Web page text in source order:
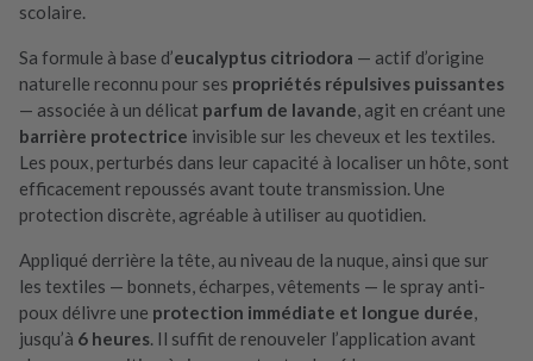
scolaire.
Sa formule à base d’eucalyptus citriodora — actif d’origine
naturelle reconnu pour ses propriétés répulsives puissantes
— associée à un délicat parfum de lavande, agit en créant une
barrière protectrice invisible sur les cheveux et les textiles.
Les poux, perturbés dans leur capacité à localiser un hôte, sont
efficacement repoussés avant toute transmission. Une
protection discrète, agréable à utiliser au quotidien.
Appliqué derrière la tête, au niveau de la nuque, ainsi que sur
les textiles — bonnets, écharpes, vêtements — le spray anti-
poux délivre une protection immédiate et longue durée,
jusqu’à 6 heures. Il suffit de renouveler l’application avant